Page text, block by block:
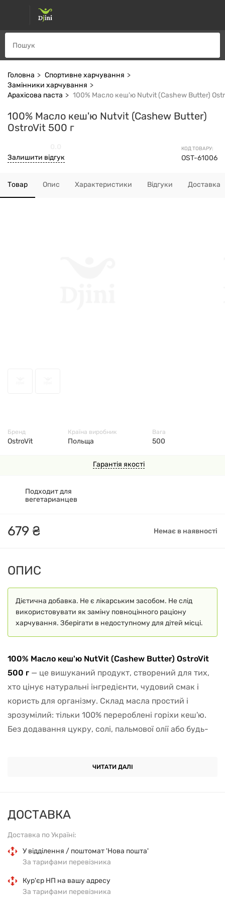
Головна
Спортивне харчування
Замінники харчування
Арахісова паста
100% Масло кеш'ю Nutvit (Cashew Butter)
100% Масло кеш'ю Nutvit (Cashew Butter)
OstroVit 500 г
КОД ТОВАРУ:
OST-61006
Залишити відгук
Товар Опис Характеристики Відгуки Доставка
Гарантія якості
679 ₴ Немає в наявності
Подходит для
вегетарианцев
ДОСТАВКА
Доставка по Україні:
У відділення / поштомат 'Нова пошта'
За тарифами перевізника
Кур'єр НП на вашу адресу
За тарифами перевізника
Бренд
OstroVit
Країна виробник
Польща
Вага
500
ОПИС
Дієтична добавка. Не є лікарським засобом. Не слід
використовувати як заміну повноцінного раціону
харчування. Зберігати в недоступному для дітей місці.
100% Масло кеш'ю NutVit (Cashew Butter) OstroVit
500 г — це вишуканий продукт, створений для тих,
хто цінує натуральні інгредієнти, чудовий смак і
користь для організму. Склад масла простий і
зрозумілий: тільки 100% перероблені горіхи кеш'ю.
Без додавання цукру, солі, пальмової олії або будь-
альтернативи і прагне насолодитися чистим смаком
Масло кеш'ю має ніжну текстуру, яка буквально тане
в роті. Солодкуватий присмак горіхів, натуральна
кремова консистенція і приємний аромат роблять
його ідеальною основою для безлічі страв. Ви
можете використовувати масло як намазку на тости,
додавати в каші, смузі, десерти або
використовувати як заправку для фруктів. Це
ЧИТАТИ ДАЛІ